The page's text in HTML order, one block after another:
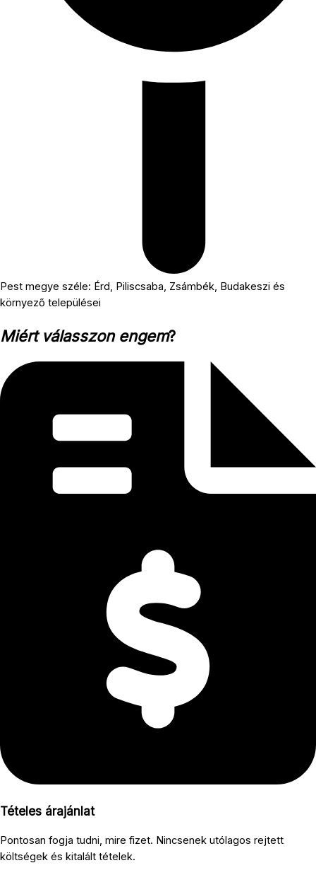
Pest megye széle: Érd, Piliscsaba, Zsámbék, Budakeszi és
környező települései
Miért válasszon engem?
Tételes árajánlat
Pontosan fogja tudni, mire fizet. Nincsenek utólagos rejtett
költségek és kitalált tételek.